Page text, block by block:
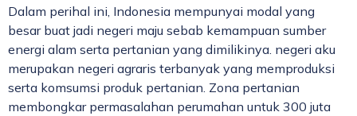
Dalam perihal ini, Indonesia mempunyai modal yang
besar buat jadi negeri maju sebab kemampuan sumber
energi alam serta pertanian yang dimilikinya. negeri aku
merupakan negeri agraris terbanyak yang memproduksi
serta komsumsi produk pertanian. Zona pertanian
membongkar permasalahan perumahan untuk 300 juta